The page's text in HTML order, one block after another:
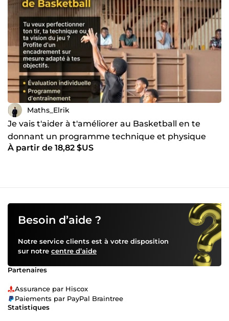
Maths_Elrik
Je vais t'aider à t'améliorer au Basketball en te
donnant un programme technique et physique
consistant
À partir de 18,82 $US
Besoin d’aide ?
Notre service clients est à votre disposition
sur notre centre d’aide
Partenaires
Assurance par Hiscox
Paiements par PayPal Braintree
Statistiques